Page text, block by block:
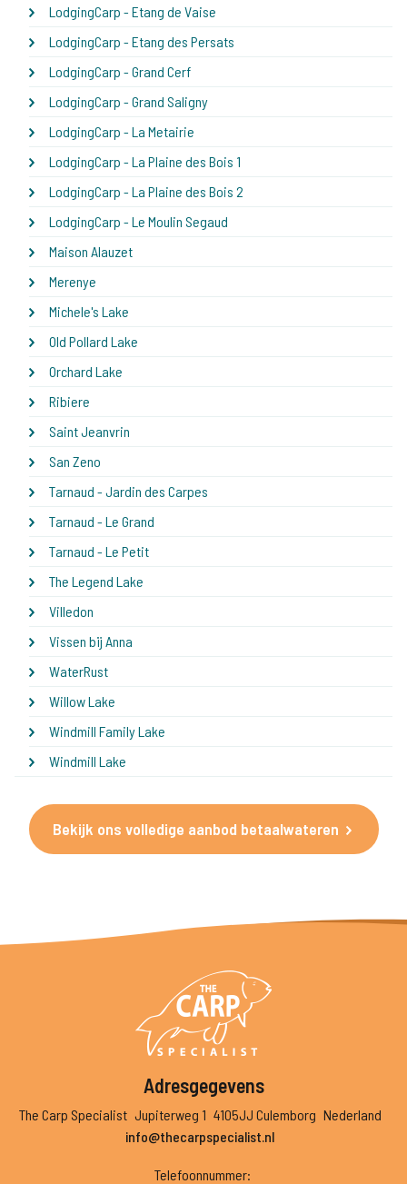
LodgingCarp - Etang de Vaise
LodgingCarp - Etang des Persats
LodgingCarp - Grand Cerf
LodgingCarp - Grand Saligny
LodgingCarp - La Metairie
LodgingCarp - La Plaine des Bois 1
LodgingCarp - La Plaine des Bois 2
LodgingCarp - Le Moulin Segaud
Maison Alauzet
Merenye
Michele's Lake
Old Pollard Lake
Orchard Lake
Ribiere
Saint Jeanvrin
San Zeno
Tarnaud - Jardin des Carpes
Tarnaud - Le Grand
Tarnaud - Le Petit
The Legend Lake
Villedon
Vissen bij Anna
WaterRust
Willow Lake
Windmill Family Lake
Windmill Lake
Bekijk ons volledige aanbod betaalwateren
Adresgegevens
The Carp Specialist Jupiterweg 1 4105JJ Culemborg Nederland
info@thecarpspecialist.nl
Telefoonnummer: